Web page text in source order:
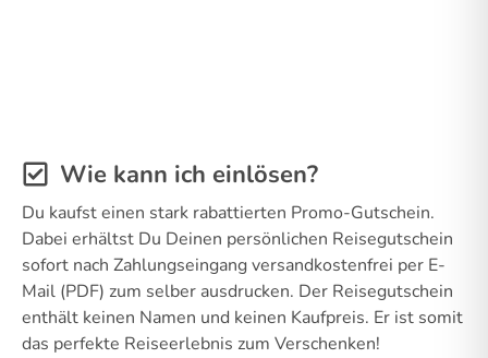
Wie kann ich einlösen?
Du kaufst einen stark rabattierten Promo-Gutschein.
Dabei erhältst Du Deinen persönlichen Reisegutschein
sofort nach Zahlungseingang versandkostenfrei per E-
Mail (PDF) zum selber ausdrucken. Der Reisegutschein
enthält keinen Namen und keinen Kaufpreis. Er ist somit
das perfekte Reiseerlebnis zum Verschenken!